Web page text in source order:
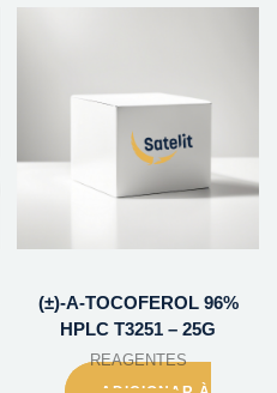
(±)-A-TOCOFEROL 96%
HPLC T3251 – 25G
REAGENTES